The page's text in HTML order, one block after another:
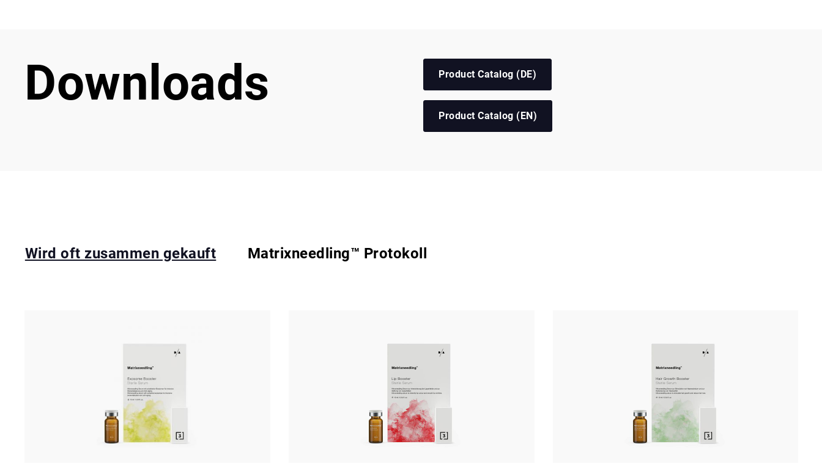
Downloads Product Catalog (DE)
Product Catalog (EN)
Wird oft zusammen gekauft Matrixneedling™ Protokoll